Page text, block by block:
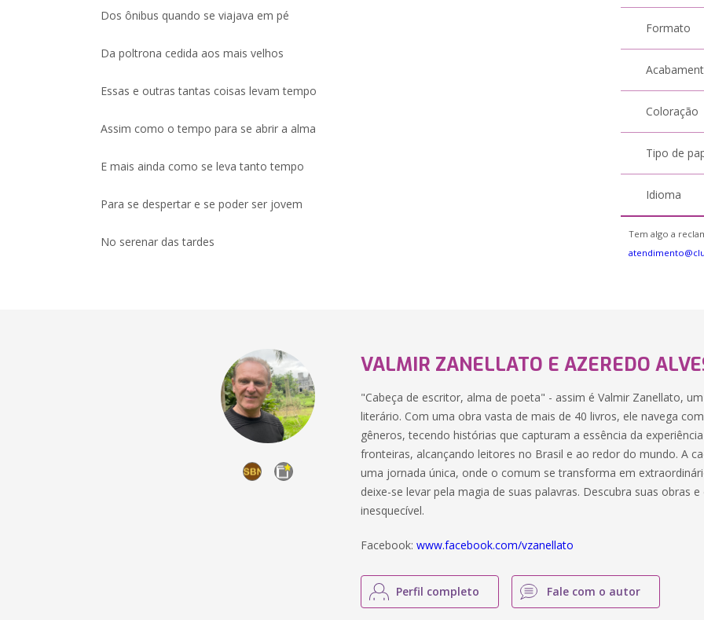
Dos ônibus quando se viajava em pé
Da poltrona cedida aos mais velhos
Essas e outras tantas coisas levam tempo
Assim como o tempo para se abrir a alma
E mais ainda como se leva tanto tempo
Para se despertar e se poder ser jovem
No serenar das tardes
Formato
Coloração
Tipo de
Idioma
Tem algo a
VALMIR ZANELLATO E AZEREDO
"Cabeça de escritor, alma de poeta" - assim é Valmir Zanellato,
literário. Com uma obra vasta de mais de 40 livros, ele navega
gêneros, tecendo histórias que capturam a essência da
fronteiras, alcançando leitores no Brasil e ao redor do mundo. A
uma jornada única, onde o comum se transforma em
deixe-se levar pela magia de suas palavras. Descubra suas obras
inesquecível.
Facebook:www.facebook.com/vzanellato
Perfil completo Fale com o autor